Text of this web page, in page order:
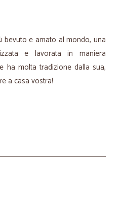
bevuto e amato al mondo, una
e lavorata in maniera
ha molta tradizione dalla sua,
a casa vostra!